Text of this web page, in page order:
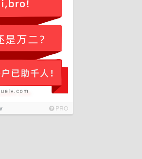
PRO